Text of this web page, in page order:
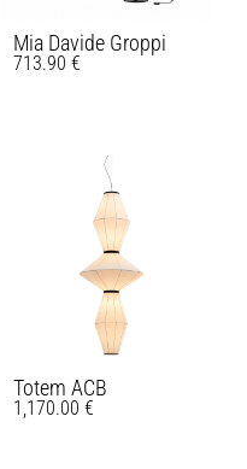
Mia Davide Groppi
713.90 €
Totem ACB
1,170.00 €